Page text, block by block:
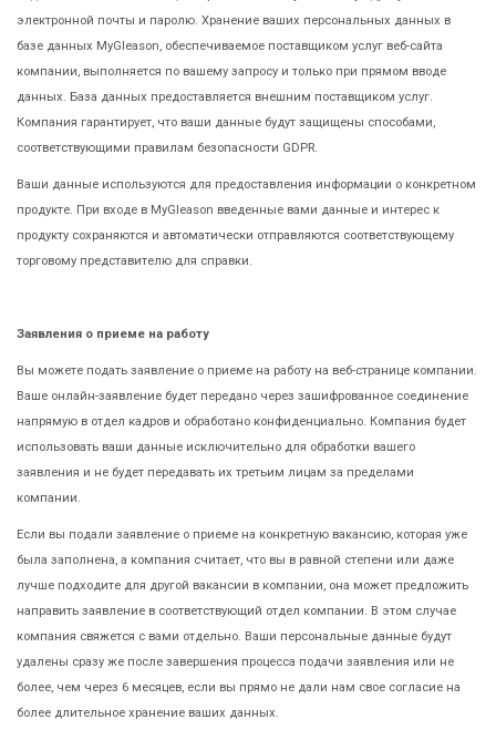
электронной почты и паролю. Хранение ваших персональных данных в
базе данных MyGleason, обеспечиваемое поставщиком услуг веб-сайта
компании, выполняется по вашему запросу и только при прямом вводе
данных. База данных предоставляется внешним поставщиком услуг.
Компания гарантирует, что ваши данные будут защищены способами,
соответствующими правилам безопасности GDPR.
Ваши данные используются для предоставления информации о конкретном
продукте. При входе в MyGleason введенные вами данные и интерес к
продукту сохраняются и автоматически отправляются соответствующему
торговому представителю для справки.
Заявления о приеме на работу
Вы можете подать заявление о приеме на работу на веб-странице компании.
Ваше онлайн-заявление будет передано через зашифрованное соединение
напрямую в отдел кадров и обработано конфиденциально. Компания будет
использовать ваши данные исключительно для обработки вашего
заявления и не будет передавать их третьим лицам за пределами
компании.
Если вы подали заявление о приеме на конкретную вакансию, которая уже
была заполнена, а компания считает, что вы в равной степени или даже
лучше подходите для другой вакансии в компании, она может предложить
направить заявление в соответствующий отдел компании. В этом случае
компания свяжется с вами отдельно. Ваши персональные данные будут
удалены сразу же после завершения процесса подачи заявления или не
более, чем через 6 месяцев, если вы прямо не дали нам свое согласие на
более длительное хранение ваших данных.